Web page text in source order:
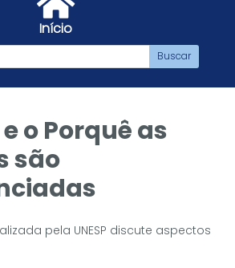
Início
o Porquê as
são
pela UNESP discute aspectos